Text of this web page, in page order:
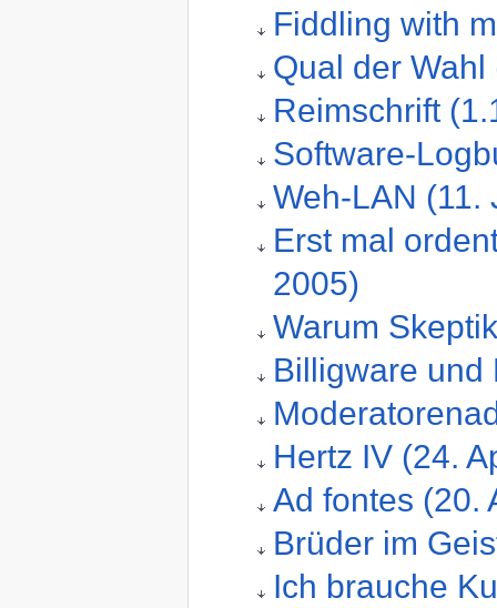
Fiddling with
Qual der
Reimschrift
Software-
Weh-LAN (11.
Erst mal
2005)
Warum
Billigware und
Hertz IV (24.
Ad fontes (20.
Brüder im
Ich brauche